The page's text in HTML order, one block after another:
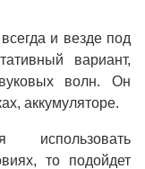
и везде под
вариант,
волн. Он
аккумуляторе.
использовать
то подойдет